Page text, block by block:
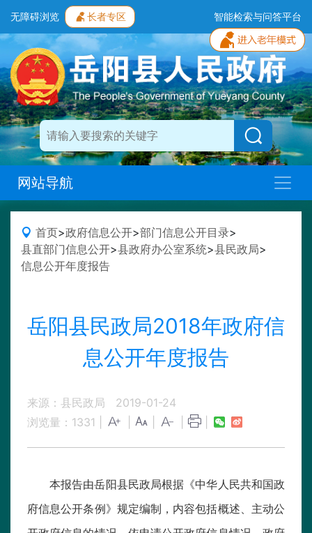
无障碍浏览 长者专区 智能检索与问答平台
网站导航
首页>政府信息公开>部门信息公开目录>
县直部门信息公开>县政府办公室系统>县民政局>
信息公开年度报告
岳阳县民政局2018年政府信
息公开年度报告
来源：县民政局
2019-01-24
浏览量： 1331
本报告由岳阳县民政局根据《中华人民共和国政
府信息公开条例》规定编制，内容包括概述、主动公